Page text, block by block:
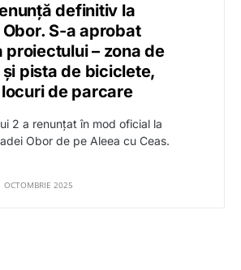
definitiv la
S-a aprobat
– zona de
pista de biciclete,
de parcare
2 a renunțat în mod oficial la
Obor de pe Aleea cu Ceas.
OCTOMBRIE 2025